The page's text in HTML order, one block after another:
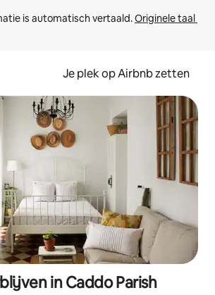
is automatisch vertaald. Originele taal
Je plek op Airbnb zetten
in Caddo Parish